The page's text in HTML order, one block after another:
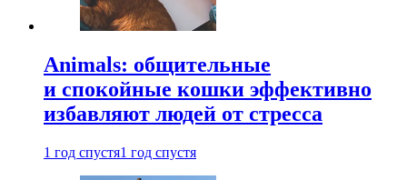
Animals: общительные
и спокойные кошки эффективно
избавляют людей от стресса
1 год спустя1 год спустя